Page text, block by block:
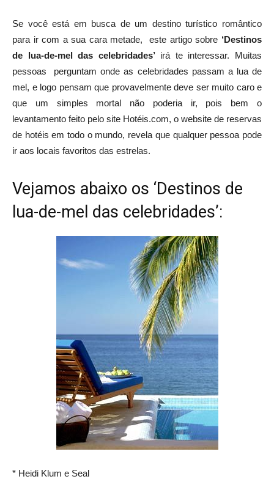
Se você está em busca de um destino turístico romântico
para ir com a sua cara metade, este artigo sobre ‘Destinos
de lua-de-mel das celebridades’irá te interessar. Muitas
pessoas perguntam onde as celebridades passam a lua de
mel, e logo pensam que provavelmente deve ser muito caro e
que um simples mortal não poderia ir, pois bem o
levantamento feito pelo site Hotéis.com, o website de reservas
de hotéis em todo o mundo, revela que qualquer pessoa pode
ir aos locais favoritos das estrelas.
Vejamos abaixo os ‘Destinos de
lua-de-mel das celebridades’:
* Heidi Klum e Seal